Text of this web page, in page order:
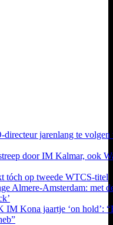
jarenlang te volgen
door IM Kalmar, ook
tóch op tweede WTCS-titel
Almere-Amsterdam: met
IM Kona jaartje ‘on hold’: